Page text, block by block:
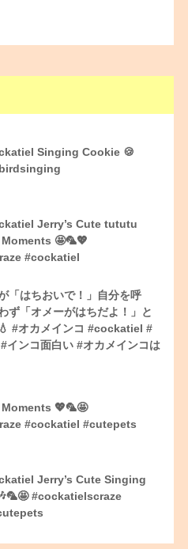
Singing Cookie 🍪
Jerry’s Cute tututu
🤩🦜💖
#cockatiel
「はちおいで！」自分を呼
ず「オメーがはちだよ！」と
#オカメインコ #cockatiel #
インコ面白い #オカメインコは
💖🦜🤩
#cockatiel #cutepets
Jerry’s Cute Singing
#cockatielscraze